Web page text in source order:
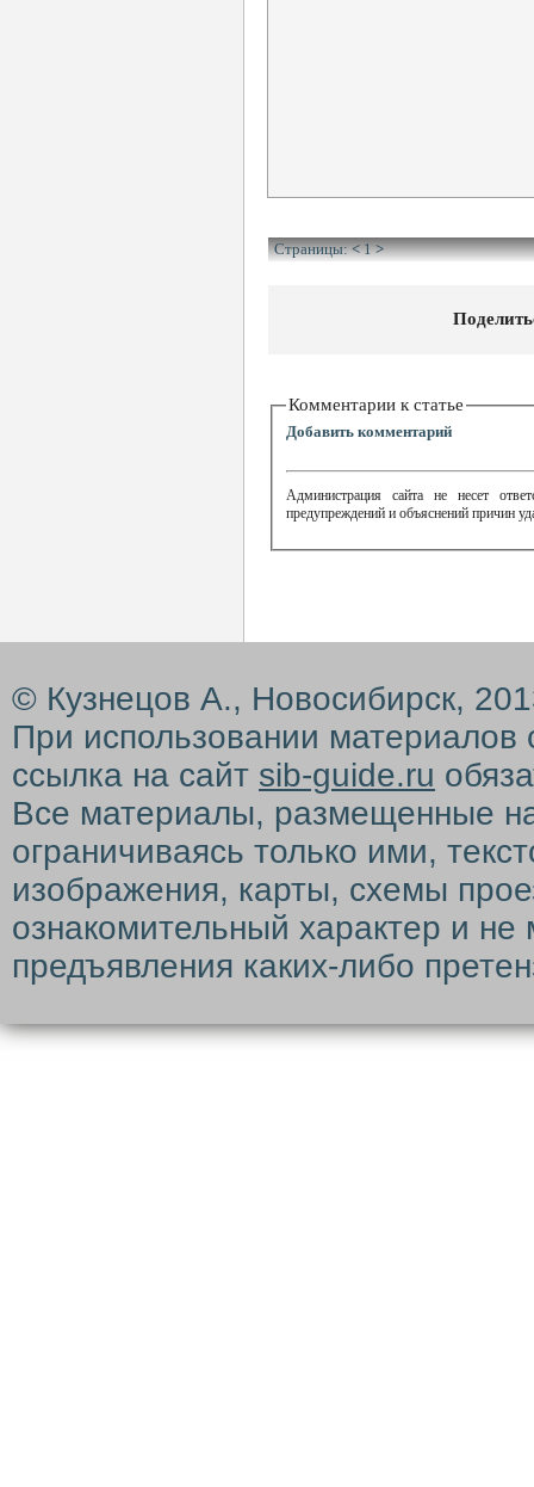
Страницы:< 1 >
Комментарии к статье
Добавить комментарий
Администрация сайта не несет
предупреждений и объяснений причин
© Кузнецов А., Новосибирск,
При использовании материалов
ссылка на сайт sib-guide.ru
Все материалы, размещенные
ограничиваясь только ими,
изображения, карты, схемы
ознакомительный характер и
предъявления каких-либо